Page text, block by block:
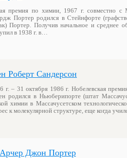
премия по химии, 1967 г. совместно
Портер родился в Стейнфорте
Портер. Получив начальное и среднее
в 1938 г. в…
Роберт Сандерсон
г. – 31 октября 1986 г. Нобелевская
родился в Ньюберипорте (штат
химии в Массачусетском
к молекулярной структуре, еще когда
Джон Портер